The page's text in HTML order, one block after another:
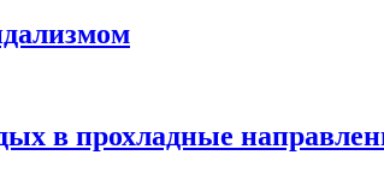
в прохладные